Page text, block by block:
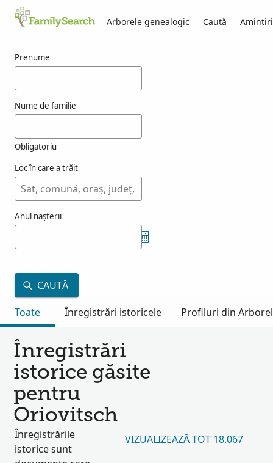
Arborele genealogic Caută Amintiri
Prenume
Nume de familie
Obligatoriu
Loc în care a trăit
Anul nașterii
CAUTĂ
Toate
Înregistrări istoricele Profiluri din
Înregistrări
istorice găsite
pentru
Oriovitsch
Înregistrările
istorice sunt
VIZUALIZEAZĂ TOT 18.067